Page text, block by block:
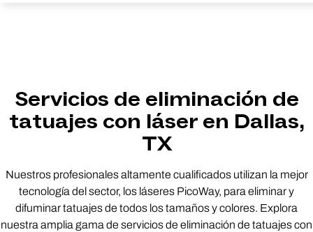
Servicios de eliminación de
tatuajes con láser en Dallas,
TX
Nuestros profesionales altamente cualificados utilizan la mejor
tecnología del sector, los láseres PicoWay, para eliminar y
difuminar tatuajes de todos los tamaños y colores. Explora
nuestra amplia gama de servicios de eliminación de tatuajes con